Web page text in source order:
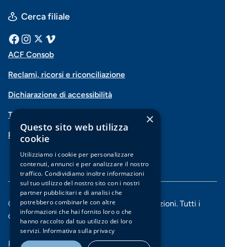
Cerca filiale
Menu
social
Facebook
InstagramVimeo
Menu
navigazione
piè
di
pagina
ACF Consob
Reclami, ricorsi e riconciliazione
Dichiarazione di accessibilità
Trasparenza
PSD2-Open Banking
© 2025 Banca di Piacenza soc. coop. per azioni. Tutti i
diritti riservati.
Privacy e Cookie policy
×
Questo sito web utilizza
cookie
Utilizziamo i cookie per personalizzare
contenuti, annunci e per analizzare il nostro
traffico. Condividiamo inoltre informazioni
sul tuo utilizzo del nostro sito con i nostri
partner pubblicitari e di analisi che
potrebbero combinarle con altre
informazioni che hai fornito loro o che
hanno raccolto dal tuo utilizzo dei loro
servizi. Informativa sulla privacy